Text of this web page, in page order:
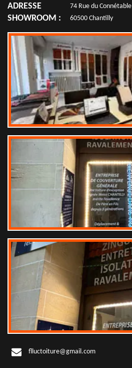
ADRESSE
SHOWROOM :
74 Rue du Connétable
60500 Chantilly
flluctoiture@gmail.com